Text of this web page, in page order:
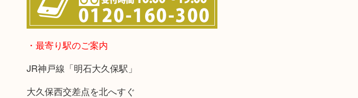
・最寄り駅のご案内
JR神戸線「明石大久保駅」
大久保西交差点を北へすぐ